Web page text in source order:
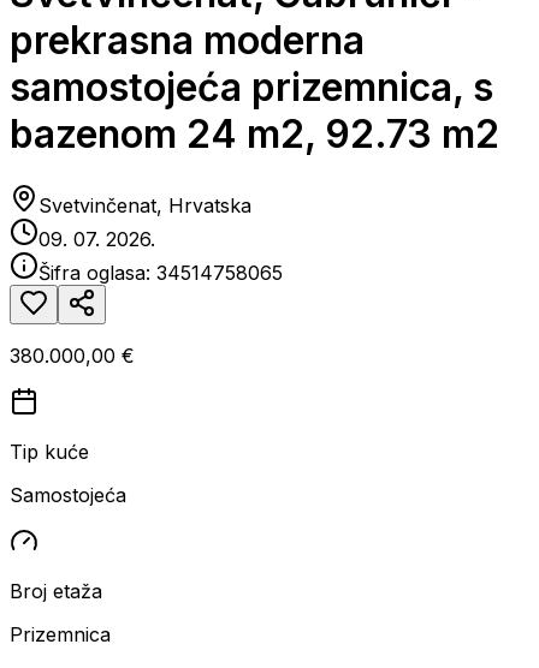
prekrasna moderna
samostojeća prizemnica, s
bazenom 24 m2, 92.73 m2
Svetvinčenat, Hrvatska
09. 07. 2026.
Šifra oglasa: 34514758065
380.000,00 €
Tip kuće
Samostojeća
Broj etaža
Prizemnica